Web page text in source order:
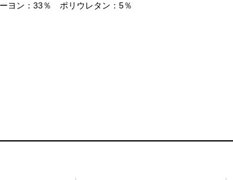
ヨン：33％ ポリウレタン：5％